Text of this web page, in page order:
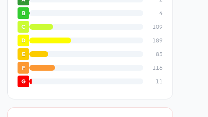
B 4
C 109
D 189
E 85
F 116
G 11